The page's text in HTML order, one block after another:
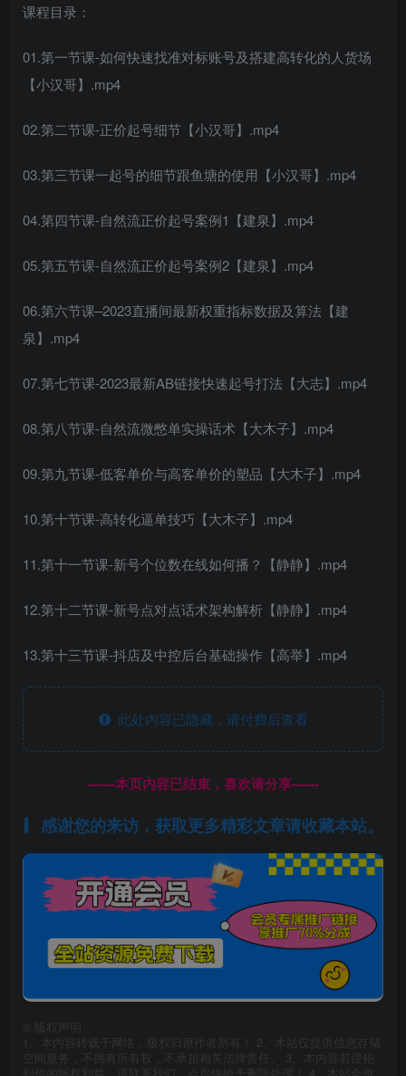
课程目录：
01.第一节课-如何快速找准对标账号及搭建高转化的人货场
【小汉哥】.mp4
02.第二节课-正价起号细节【小汉哥】.mp4
03.第三节课一起号的细节跟鱼塘的使用【小汉哥】.mp4
04.第四节课-自然流正价起号案例1【建泉】.mp4
05.第五节课-自然流正价起号案例2【建泉】.mp4
06.第六节课–2023直播间最新权重指标数据及算法【建
泉】.mp4
07.第七节课-2023最新AB链接快速起号打法【大志】.mp4
08.第八节课-自然流微憋单实操话术【大木子】.mp4
09.第九节课-低客单价与高客单价的塑品【大木子】.mp4
10.第十节课-高转化逼单技巧【大木子】.mp4
11.第十一节课-新号个位数在线如何播？【静静】.mp4
12.第十二节课-新号点对点话术架构解析【静静】.mp4
13.第十三节课-抖店及中控后台基础操作【高举】.mp4
此处内容已隐藏，请付费后查看
------本页内容已结束，喜欢请分享------
感谢您的来访，获取更多精彩文章请收藏本站。
版权声明
1、本内容转载于网络，版权归原作者所有！ 2、本站仅提供信息存储
空间服务，不拥有所有权，不承担相关法律责任。 3、本内容若侵犯